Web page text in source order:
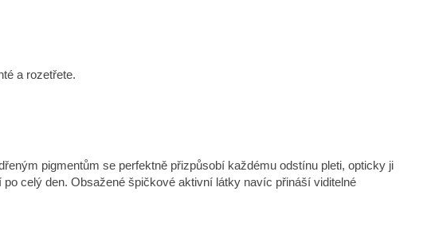
a rozetřete.
pigmentům se perfektně přizpůsobí každému odstínu pleti, opticky ji
celý den. Obsažené špičkové aktivní látky navíc přináší viditelné